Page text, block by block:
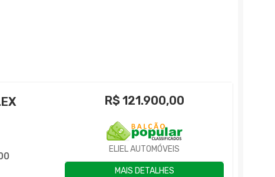
R$ 121.900,00
ELIEL AUTOMÓVEIS
MAIS DETALHES